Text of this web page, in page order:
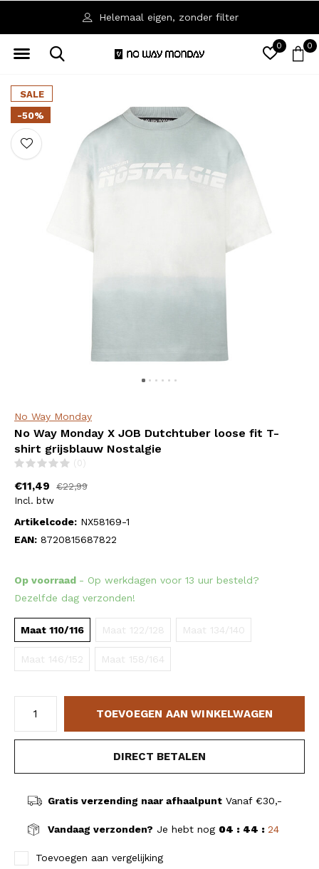
0 0
Verkrijgbaar in de maten 92 t/m 164
SALE
-50%
No Way Monday
No Way Monday X JOB Dutchtuber loose fit T-
shirt grijsblauw Nostalgie
(0)
€11,49
€22,99
Incl. btw
Artikelcode: NX58169-1
EAN: 8720815687822
Op voorraad - Op werkdagen voor 13 uur besteld?
Dezelfde dag verzonden!
Maat 110/116 Maat 122/128 Maat 134/140
Maat 146/152 Maat 158/164
TOEVOEGEN AAN WINKELWAGEN
DIRECT BETALEN
Gratis verzending naar afhaalpuntVanaf €30,-
Vandaag verzonden? Je hebt nog 04 : 44 : 23
Toevoegen aan vergelijking